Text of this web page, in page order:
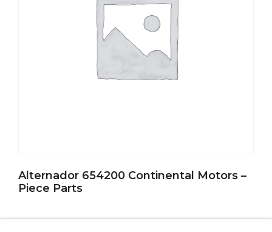
Alternador 654200 Continental Motors –
Piece Parts